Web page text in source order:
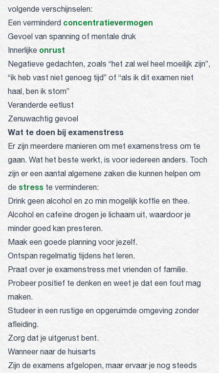
volgende verschijnselen:
Een verminderd concentratievermogen
Gevoel van spanning of mentale druk
Innerlijke onrust
Negatieve gedachten, zoals “het zal wel heel moeilijk zijn”,
“ik heb vast niet genoeg tijd” of “als ik dit examen niet
haal, ben ik stom”
Veranderde eetlust
Zenuwachtig gevoel
Wat te doen bij examenstress
Er zijn meerdere manieren om met examenstress om te
gaan. Wat het beste werkt, is voor iedereen anders. Toch
zijn er een aantal algemene zaken die kunnen helpen om
de stress te verminderen:
Drink geen alcohol en zo min mogelijk koffie en thee.
Alcohol en cafeïne drogen je lichaam uit, waardoor je
minder goed kan presteren.
Maak een goede planning voor jezelf.
Ontspan regelmatig tijdens het leren.
Praat over je examenstress met vrienden of familie.
Probeer positief te denken en weet je dat een fout mag
maken.
Studeer in een rustige en opgeruimde omgeving zonder
afleiding.
Zorg dat je uitgerust bent.
Wanneer naar de huisarts
Zijn de examens afgelopen, maar ervaar je nog steeds